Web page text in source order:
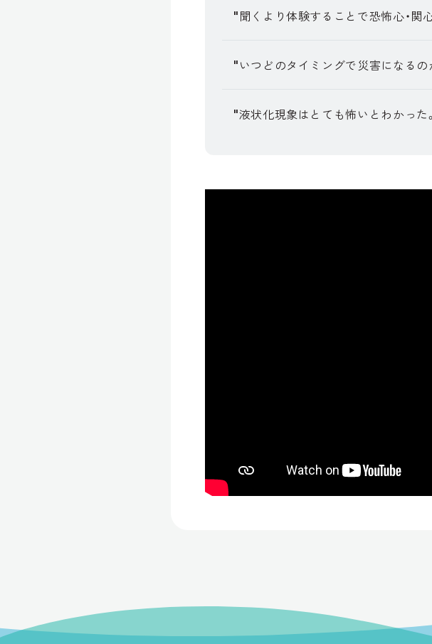
"聞くより体験することで恐怖心・関
"いつどのタイミングで災害になる
"液状化現象はとても怖いとわかっ